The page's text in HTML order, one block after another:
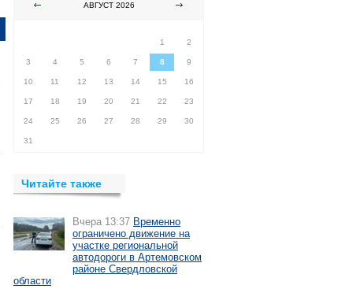
АВГУСТ 2026
1
2
3 4 5 6 7 8 9
10 11 12 13 14 15 16
17 18 19 20 21 22 23
24 25 26 27 28 29 30
31
Читайте также
Вчера 13:37 Временно
ограничено движение на
участке региональной
автодороги в Артемовском
районе Свердловской
области